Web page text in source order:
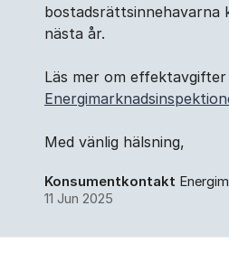
bostadsrättsinnehavarna
nästa år.
Läs mer om
Med vänlig hälsning,
Konsumentkontakt
11 Jun 2025